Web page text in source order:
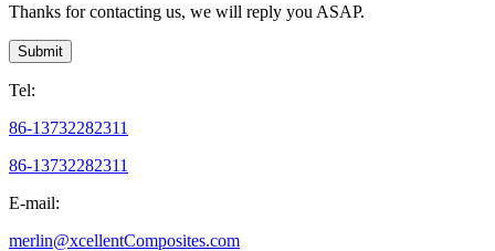
Thanks for contacting us, we will reply you ASAP.
Submit
Tel:
86-13732282311
86-13732282311
E-mail:
merlin@xcellentComposites.com